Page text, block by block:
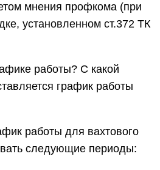
мнения профкома (при
установленном ст.372 ТК
работы? C какой
график работы
работы для вахтового
следующие периоды: